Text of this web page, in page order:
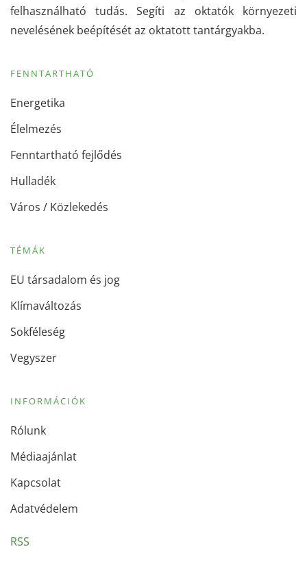
felhasználható tudás. Segíti az oktatók környezeti
nevelésének beépítését az oktatott tantárgyakba.
FENNTARTHATÓ
Energetika
Élelmezés
Fenntartható fejlődés
Hulladék
Város / Közlekedés
TÉMÁK
EU társadalom és jog
Klímaváltozás
Sokféleség
Vegyszer
INFORMÁCIÓK
Rólunk
Médiaajánlat
Kapcsolat
Adatvédelem
RSS